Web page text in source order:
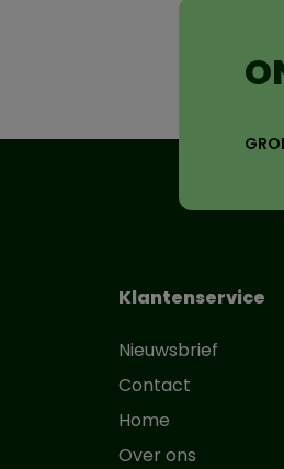
Klantenservice
Nieuwsbrief
Contact
Home
Over ons